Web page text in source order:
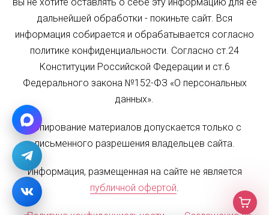
дальнейшей обработки - покиньте сайт. Вся
информация собирается и обрабатывается согласно
политике конфиденциальности. Согласно ст.24
Конституции Российской Федерации и ст.6
Федерального закона №152-ФЗ «О персональных
данных».
Копирование материалов допускается только с
письменного разрешения владельцев сайта.
Информация, размещенная на сайте не является
публичной офертой